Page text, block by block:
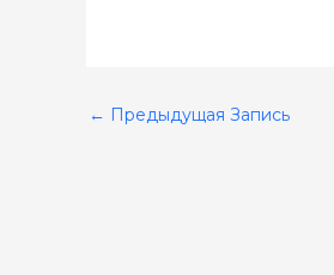
← Предыдущая Запись